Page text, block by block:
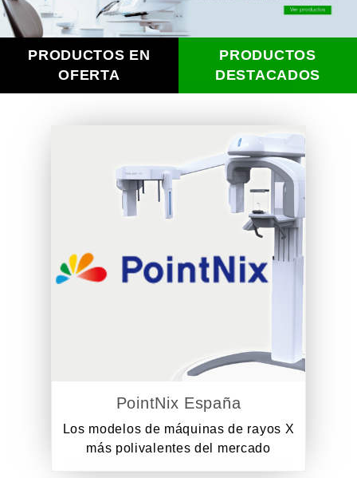
PRODUCTOS EN
OFERTA
PRODUCTOS
DESTACADOS
PointNix España
Los modelos de máquinas de rayos X
más polivalentes del mercado